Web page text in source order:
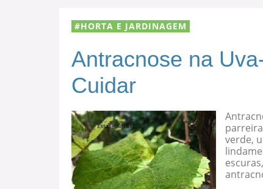
HORTA E JARDINAGEM
Antracnose na
Cuidar
verde,